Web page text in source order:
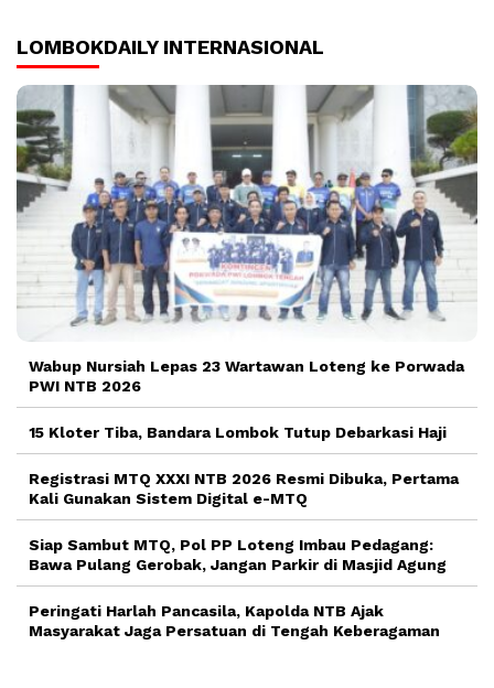
LOMBOKDAILY INTERNASIONAL
Wabup Nursiah Lepas 23 Wartawan Loteng ke Porwada
PWI NTB 2026
15 Kloter Tiba, Bandara Lombok Tutup Debarkasi Haji
Registrasi MTQ XXXI NTB 2026 Resmi Dibuka, Pertama
Kali Gunakan Sistem Digital e-MTQ
Siap Sambut MTQ, Pol PP Loteng Imbau Pedagang:
Bawa Pulang Gerobak, Jangan Parkir di Masjid Agung
Peringati Harlah Pancasila, Kapolda NTB Ajak
Masyarakat Jaga Persatuan di Tengah Keberagaman